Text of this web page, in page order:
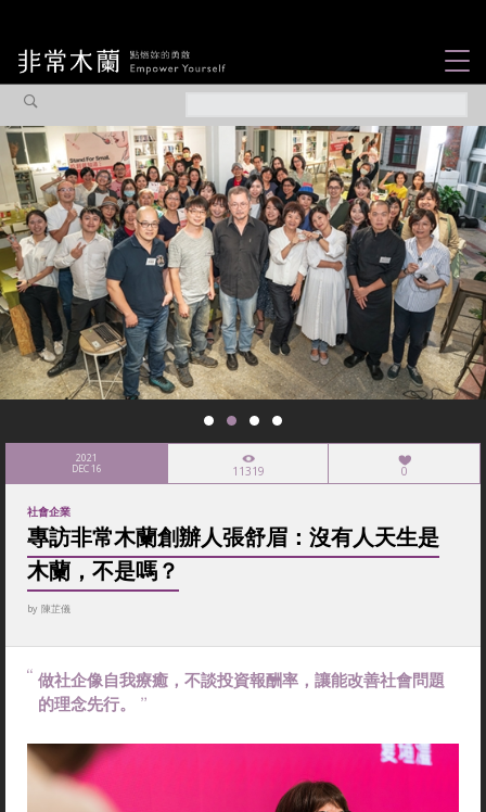
觀點專欄
焦點企劃
社會企業
認識我們
2021
DEC 16 11319 0
社會企業
專訪非常木蘭創辦人張舒眉：沒有人天生是
木蘭，不是嗎？
by 陳芷儀
做社企像自我療癒，不談投資報酬率，讓能改善社會問題
的理念先行。